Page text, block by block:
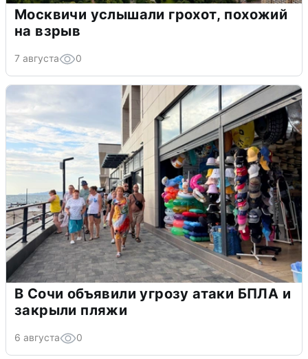
Москвичи услышали грохот, похожий
на взрыв
7 августа 0
В Сочи объявили угрозу атаки БПЛА и
закрыли пляжи
6 августа 0